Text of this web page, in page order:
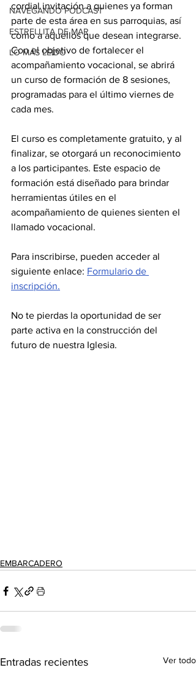
NAVEGANDO PODCAST
ESTRELLITA DE MAR
LO MÁS LEÍDO
cordial invitación a quienes ya forman
parte de esta área en sus parroquias, así
como a aquellos que desean integrarse.
Con el objetivo de fortalecer el
acompañamiento vocacional, se abrirá
un curso de formación de 8 sesiones,
programadas para el último viernes de
cada mes.
El curso es completamente gratuito, y al
finalizar, se otorgará un reconocimiento
a los participantes. Este espacio de
formación está diseñado para brindar
herramientas útiles en el
acompañamiento de quienes sienten el
llamado vocacional.
Para inscribirse, pueden acceder al
siguiente enlace: Formulario de
inscripción.
No te pierdas la oportunidad de ser
parte activa en la construcción del
futuro de nuestra Iglesia.
EMBARCADERO
Entradas recientes Ver todo